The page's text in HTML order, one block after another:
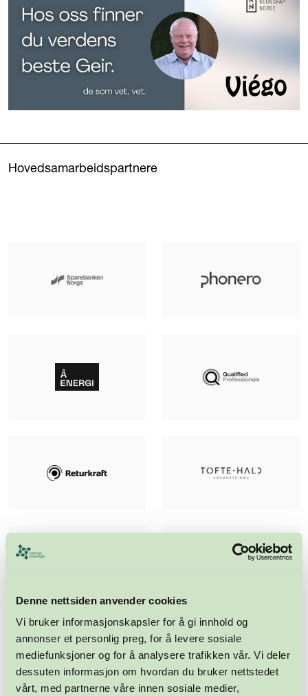
Denne nettsiden anvender cookies
Vi bruker informasjonskapsler for å gi innhold og
annonser et personlig preg, for å levere sosiale
mediefunksjoner og for å analysere trafikken vår. Vi deler
dessuten informasjon om hvordan du bruker nettstedet
vårt, med partnerne våre innen sosiale medier,
Hovedsamarbeidspartnere